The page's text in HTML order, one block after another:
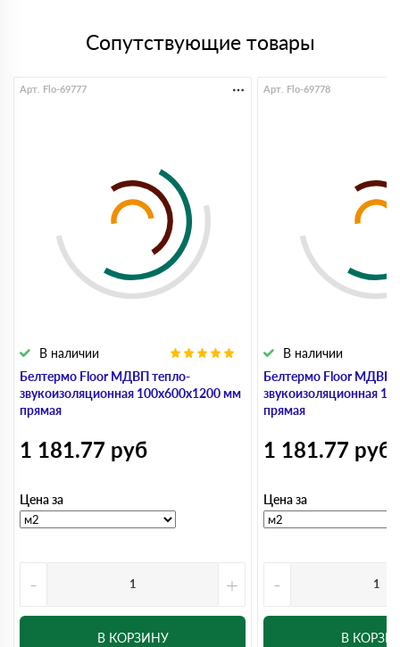
Сопутствующие товары
Белтермо Floor МДВП тепло-
звукоизоляционная 100х600х1200 мм
прямая
В наличии
Арт. Flo-69777
1 181.77 руб
Цена за
- +
В КОРЗИНУ
Белтермо Floor МДВП
звукоизоляционная
прямая
В наличии
Арт. Flo-69778
1 181.77 руб
Цена за
-
В